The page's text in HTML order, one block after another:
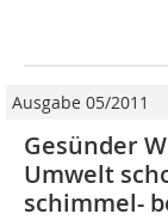
Ausgabe 05/2011
Gesünder
Umwelt
schimmel-